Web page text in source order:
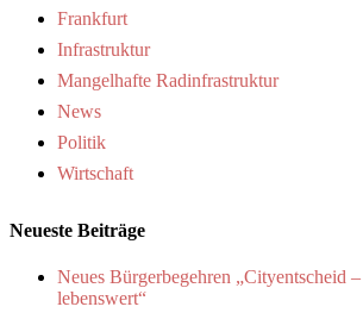
Frankfurt
Infrastruktur
Mangelhafte Radinfrastruktur
News
Politik
Wirtschaft
Neueste Beiträge
Neues Bürgerbegehren „Cityentscheid
lebenswert“